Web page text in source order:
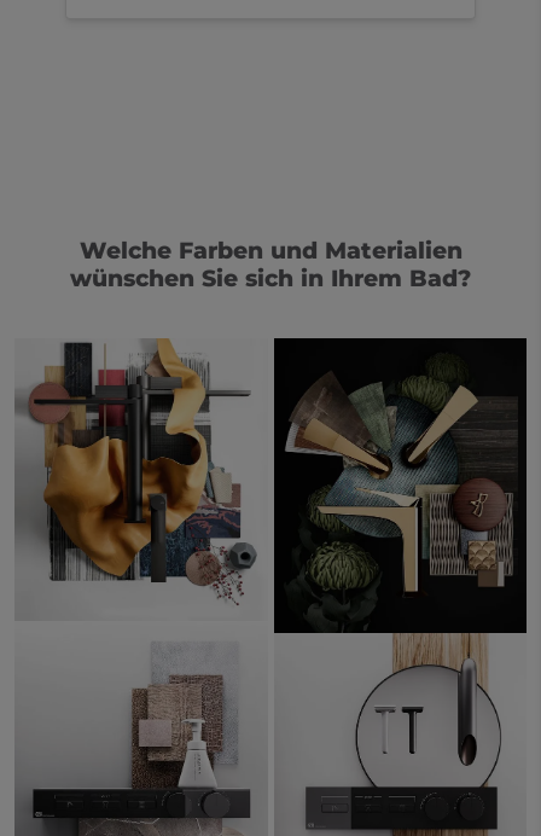
Welche Farben und Materialien
wünschen Sie sich in Ihrem Bad?